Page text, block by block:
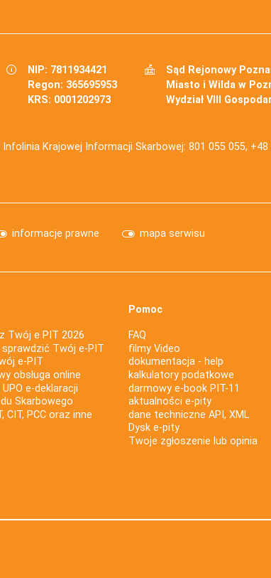
NIP: 7811934421
Regon: 365695953
KRS: 0001202973
Sąd Rejonowy
Miasto i Wilda w
Wydział VIII
Infolinia Krajowej Informacji Skarbowej: 801 055 055, +48
informacje prawne mapa serwisu
Twój e PIT 2026
Twój e-PIT
e-PIT
obsługa online
e-deklaracji
Skarbowego
CIT, PCC oraz inne
Pomoc
FAQ
filmy Video
dokumentacja - help
kalkulatory podatkowe
darmowy e-book PIT-11
aktualności e-pity
dane techniczne API, XML
Dysk e-pity
Twoje zgłoszenie lub opinia